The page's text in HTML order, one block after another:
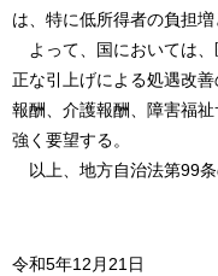
は、特に低所得者の負担
よって、国においては、
正な引上げによる処遇改
報酬、介護報酬、障害福
強く要望する。
以上、地方自治法第99条
令和5年12月21日